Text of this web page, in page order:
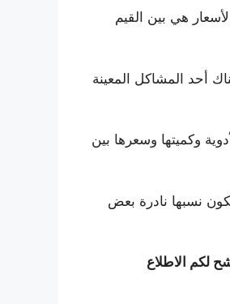
ولكن هذا لا يعني أن كل الأسعار هي بين القيم
أحد المشاكل المعينة
وكميتها وسعرها بين
نسبها نادرة بعض
لكم الاطلاع